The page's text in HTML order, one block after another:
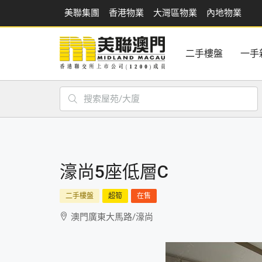
美聯集團 香港物業 大灣區物業 內地物業
二手樓盤 一手
濠尚5座低層C
二手樓盤 超筍 在售
澳門廣東大馬路/濠尚